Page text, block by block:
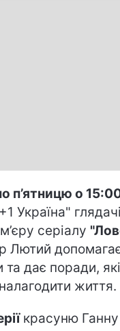
п’ятницю о
Україна"
серіалу
Лютий
та дає поради, які
життя.
красуню Ганну